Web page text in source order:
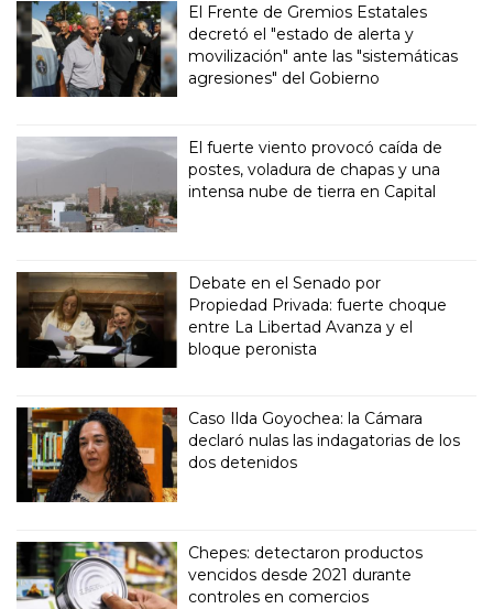
El Frente de Gremios Estatales
decretó el "estado de alerta y
movilización" ante las "sistemáticas
agresiones" del Gobierno
El fuerte viento provocó caída de
postes, voladura de chapas y una
intensa nube de tierra en Capital
Debate en el Senado por
Propiedad Privada: fuerte choque
entre La Libertad Avanza y el
bloque peronista
Caso Ilda Goyochea: la Cámara
declaró nulas las indagatorias de los
dos detenidos
Chepes: detectaron productos
vencidos desde 2021 durante
controles en comercios